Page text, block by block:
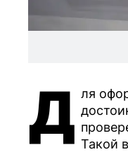
Д ля
Такой